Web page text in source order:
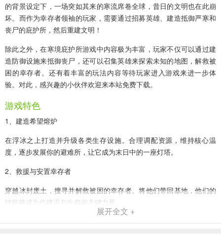
的背景设定下，一场突如其来的寒流席卷全球，昔日的文明也在此崩
坏。而作为幸存者领袖的玩家，需要通过招募英雄、建造抵御严寒和
丧尸的庇护所，然后重建文明！
除此之外，在寒境庇护所游戏中内容极为丰富，玩家不仅可以通过建
造防御设施来抵御丧尸，还可以召集英雄来探索未知的地图，解救被
困的幸存者。还有着丰富的玩法内容等待玩家进入游戏来进一步体
验。对此，感兴趣的小伙伴欢迎来本站免费下载。
游戏特色
1、建造希望熔炉
在浮冰之上打造并升级各类生存设施。合理调配资源，维持核心温
度，逐步发展你的避难所，让它成为末日中的一座灯塔。
2、救援与安置幸存者
穿越冰封废土，搜寻并解救被困的幸存者。将他们带回基地，他们的
技能将成为你建设与生存的关键力量。
展开全文 +